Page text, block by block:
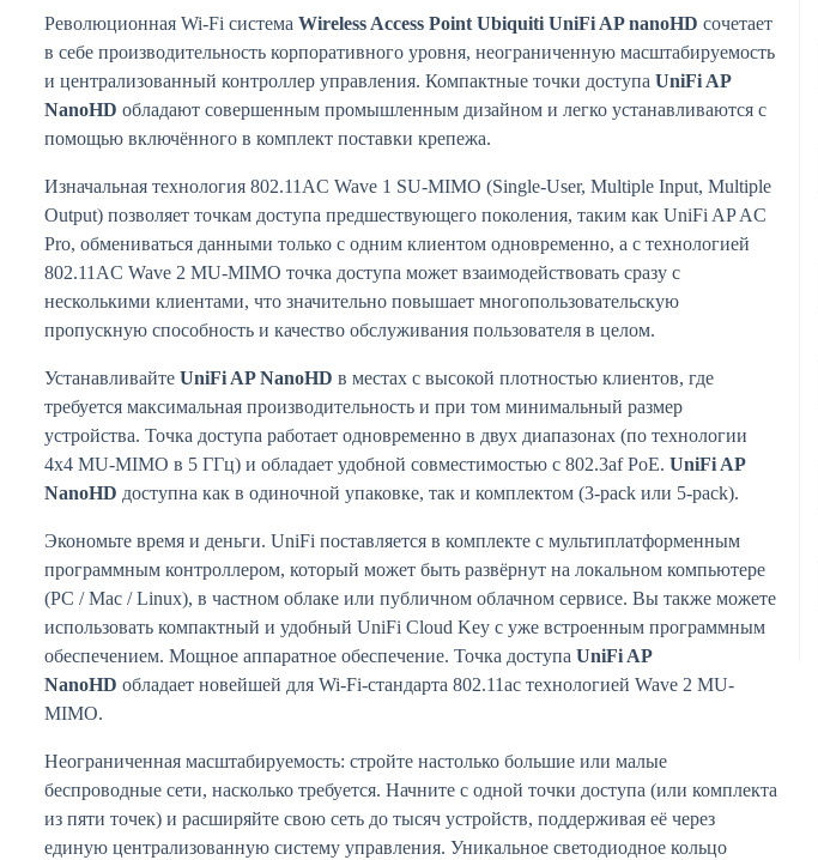
Революционная Wi-Fi система Wireless Access Point Ubiquiti UniFi AP nanoHD сочетает
в себе производительность корпоративного уровня, неограниченную масштабируемость
и централизованный контроллер управления. Компактные точки доступа UniFi AP
NanoHD обладают совершенным промышленным дизайном и легко устанавливаются с
помощью включённого в комплект поставки крепежа.
Изначальная технология 802.11AC Wave 1 SU-MIMO (Single-User, Multiple Input, Multiple
Output) позволяет точкам доступа предшествующего поколения, таким как UniFi AP AC
Pro, обмениваться данными только с одним клиентом одновременно, а с технологией
802.11AC Wave 2 MU-MIMO точка доступа может взаимодействовать сразу с
несколькими клиентами, что значительно повышает многопользовательскую
пропускную способность и качество обслуживания пользователя в целом.
Устанавливайте UniFi AP NanoHD в местах с высокой плотностью клиентов, где
требуется максимальная производительность и при том минимальный размер
устройства. Точка доступа работает одновременно в двух диапазонах (по технологии
4х4 MU-MIMO в 5 ГГц) и обладает удобной совместимостью с 802.3af PoE. UniFi AP
NanoHD доступна как в одиночной упаковке, так и комплектом (3-pack или 5-pack).
Экономьте время и деньги. UniFi поставляется в комплекте с мультиплатформенным
программным контроллером, который может быть развёрнут на локальном компьютере
(PC / Mac / Linux), в частном облаке или публичном облачном сервисе. Вы также можете
использовать компактный и удобный UniFi Cloud Key с уже встроенным программным
обеспечением. Мощное аппаратное обеспечение. Точка доступа UniFi AP
NanoHD обладает новейшей для Wi-Fi-стандарта 802.11ac технологией Wave 2 MU-
MIMO.
Неограниченная масштабируемость: стройте настолько большие или малые
беспроводные сети, насколько требуется. Начните с одной точки доступа (или комплекта
из пяти точек) и расширяйте свою сеть до тысяч устройств, поддерживая её через
единую централизованную систему управления. Уникальное светодиодное кольцо